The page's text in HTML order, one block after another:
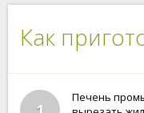
Как
Печень